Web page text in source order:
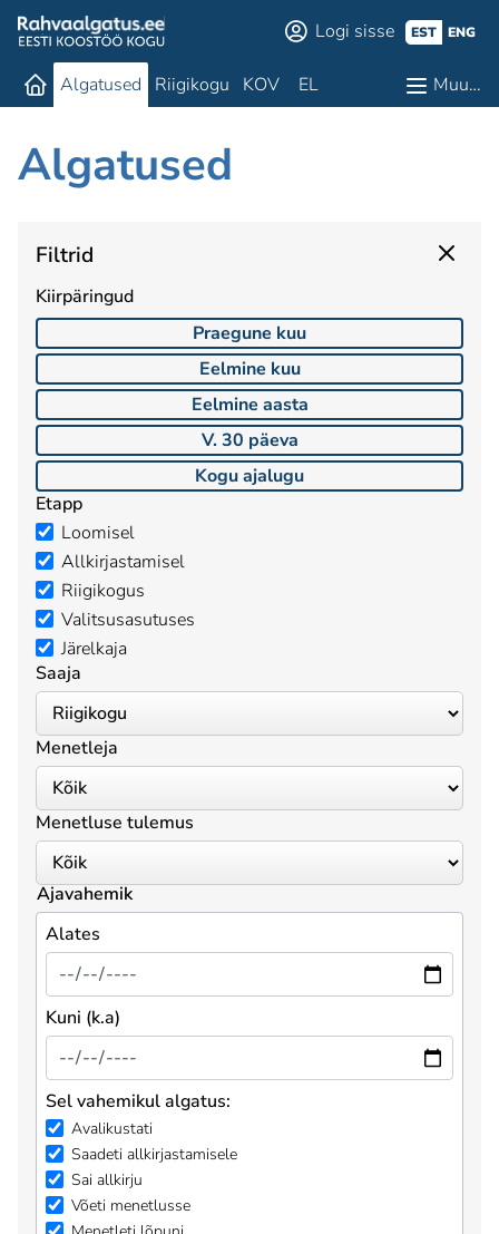
Logi sisse EST ENG
Algatused Riigikogu KOV EL Muu…
Algatused
Filtrid
Kiirpäringud
Praegune kuu
Eelmine kuu
Eelmine aasta
V. 30 päeva
Kogu ajalugu
Etapp
Loomisel
Allkirjastamisel
Riigikogus
Valitsusasutuses
Järelkaja
Saaja
Menetleja
Menetluse tulemus
Ajavahemik
Alates
Kuni (k.a)
Sel vahemikul algatus:
Avalikustati
Saadeti allkirjastamisele
Sai allkirju
Võeti menetlusse